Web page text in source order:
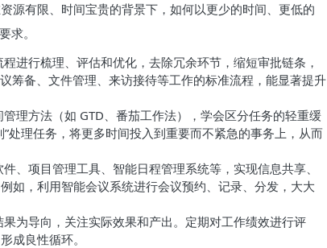
源有限、时间宝贵的背景下，如何以更少的时间、更低的
求。
进行梳理、评估和优化，去除冗余环节，缩短审批链条，
筹备、文件管理、来访接待等工作的标准流程，能显著提升
理方法（如 GTD、番茄工作法），学会区分任务的轻重缓
处理任务，将更多时间投入到重要而不紧急的事务上，从而
、项目管理工具、智能日程管理系统等，实现信息共享、
如，利用智能会议系统进行会议预约、记录、分发，大大
为导向，关注实际效果和产出。定期对工作绩效进行评
成良性循环。